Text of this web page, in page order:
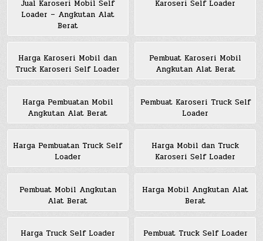
Jual Karoseri Mobil Self
Loader – Angkutan Alat
Berat
Karoseri Self Loader
Harga Karoseri Mobil dan
Truck Karoseri Self Loader
Pembuat Karoseri Mobil
Angkutan Alat Berat
Harga Pembuatan Mobil
Angkutan Alat Berat
Pembuat Karoseri Truck Self
Loader
Harga Pembuatan Truck Self
Loader
Harga Mobil dan Truck
Karoseri Self Loader
Pembuat Mobil Angkutan
Alat Berat
Harga Mobil Angkutan Alat
Berat
Harga Truck Self Loader Pembuat Truck Self Loader